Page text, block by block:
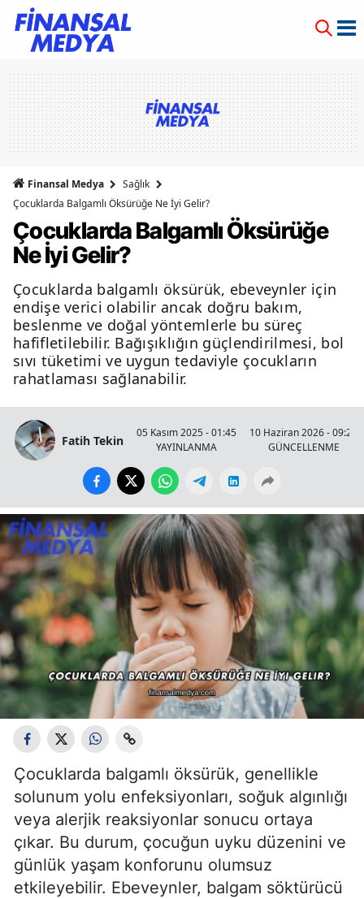
Finansal Medya
Sağlık
Çocuklarda Balgamlı Öksürüğe Ne İyi Gelir?
Çocuklarda Balgamlı Öksürüğe
Ne İyi Gelir?
Çocuklarda balgamlı öksürük, ebeveynler için
endişe verici olabilir ancak doğru bakım,
beslenme ve doğal yöntemlerle bu süreç
hafifletilebilir. Bağışıklığın güçlendirilmesi, bol
sıvı tüketimi ve uygun tedaviyle çocukların
rahatlaması sağlanabilir.
Fatih Tekin
05 Kasım 2025 - 01:45
YAYINLANMA
10 Haziran 2026 - 09:20
GÜNCELLENME
Çocuklarda balgamlı öksürük, genellikle
solunum yolu enfeksiyonları, soğuk algınlığı
veya alerjik reaksiyonlar sonucu ortaya
çıkar. Bu durum, çocuğun uyku düzenini ve
günlük yaşam konforunu olumsuz
etkileyebilir. Ebeveynler, balgam söktürücü